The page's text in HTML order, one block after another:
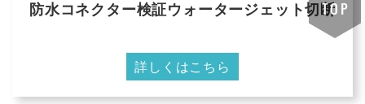
防水コネクター検証ウォータージェット切断
詳しくはこちら